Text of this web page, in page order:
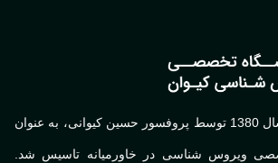
آزمایشگاه کیوان در سال 1380 توسط پروفسور حسین کیوانی، به عنوان
ویروس شناسی در خاورمیانه تاسیس شد.